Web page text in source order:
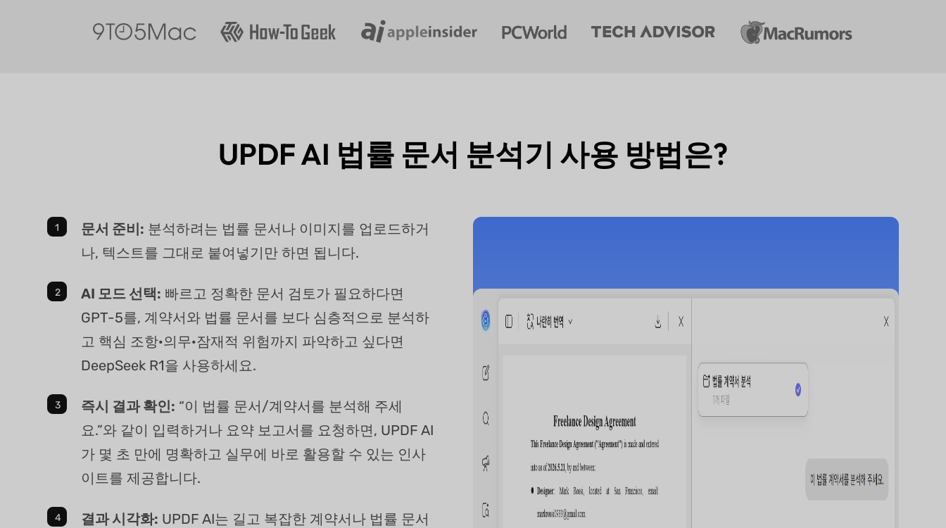
UPDF AI 법률 문서 분석기 사용 방법은?
문서 준비: 분석하려는 법률 문서나 이미지를 업로드하거
나, 텍스트를 그대로 붙여넣기만 하면 됩니다.
AI 모드 선택: 빠르고 정확한 문서 검토가 필요하다면
GPT-5를, 계약서와 법률 문서를 보다 심층적으로 분석하
고 핵심 조항·의무·잠재적 위험까지 파악하고 싶다면
DeepSeek R1을 사용하세요.
즉시 결과 확인: “이 법률 문서/계약서를 분석해 주세
요.”와 같이 입력하거나 요약 보고서를 요청하면, UPDF AI
가 몇 초 만에 명확하고 실무에 바로 활용할 수 있는 인사
이트를 제공합니다.
결과 시각화: UPDF AI는 길고 복잡한 계약서나 법률 문서